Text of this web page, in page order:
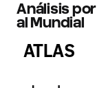
Análisis
al Mundial
ATLAS